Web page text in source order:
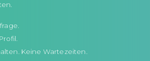
Keine Wartezeiten.